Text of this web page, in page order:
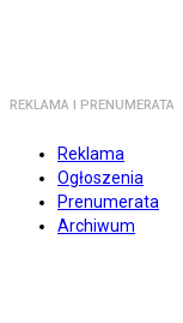
REKLAMA I PRENUMERATA
Reklama
Ogłoszenia
Prenumerata
Archiwum